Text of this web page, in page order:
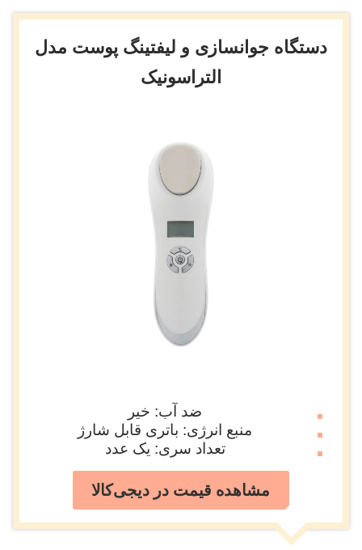
دستگاه جوانسازی و لیفتینگ پوست مدل
التراسونیک
ضد آب: خیر
منبع انرژی: باتری قابل شارژ
تعداد سری: یک عدد
مشاهده قیمت در دیجی‌کالا